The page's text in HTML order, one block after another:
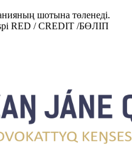
шотына төленеді.
RED / CREDIT /БӨЛІП